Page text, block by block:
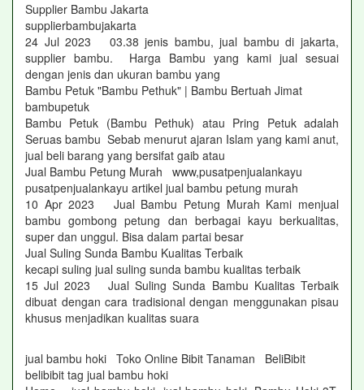
Supplier Bambu Jakarta
supplierbambujakarta
24 Jul 2023 03.38 jenis bambu, jual bambu di jakarta,
supplier bambu. Harga Bambu yang kami jual sesuai
dengan jenis dan ukuran bambu yang
Bambu Petuk "Bambu Pethuk" | Bambu Bertuah Jimat
bambupetuk
Bambu Petuk (Bambu Pethuk) atau Pring Petuk adalah
Seruas bambu Sebab menurut ajaran Islam yang kami anut,
jual beli barang yang bersifat gaib atau
Jual Bambu Petung Murah www,pusatpenjualankayu
pusatpenjualankayu artikel jual bambu petung murah
10 Apr 2023 Jual Bambu Petung Murah Kami menjual
bambu gombong petung dan berbagai kayu berkualitas,
super dan unggul. Bisa dalam partai besar
Jual Suling Sunda Bambu Kualitas Terbaik
kecapi suling jual suling sunda bambu kualitas terbaik
15 Jul 2023 Jual Suling Sunda Bambu Kualitas Terbaik
dibuat dengan cara tradisional dengan menggunakan pisau
khusus menjadikan kualitas suara
jual bambu hoki Toko Online Bibit Tanaman BeliBibit
belibibit tag jual bambu hoki